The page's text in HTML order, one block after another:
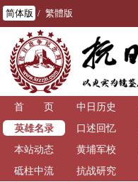
简体版 / 繁體版
首 页 中日历史
英雄名录
口述回忆
本站动态
黄埔军校
砥柱中流
抗战研究